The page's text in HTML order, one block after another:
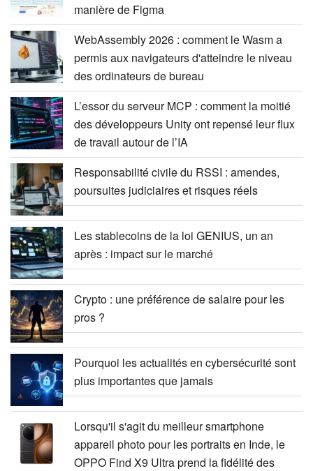
manière de Figma
WebAssembly 2026 : comment le Wasm a
permis aux navigateurs d'atteindre le niveau
des ordinateurs de bureau
L’essor du serveur MCP : comment la moitié
des développeurs Unity ont repensé leur flux
de travail autour de l’IA
Responsabilité civile du RSSI : amendes,
poursuites judiciaires et risques réels
Les stablecoins de la loi GENIUS, un an
après : impact sur le marché
Crypto : une préférence de salaire pour les
pros ?
Pourquoi les actualités en cybersécurité sont
plus importantes que jamais
Lorsqu'il s'agit du meilleur smartphone
appareil photo pour les portraits en Inde, le
OPPO Find X9 Ultra prend la fidélité des